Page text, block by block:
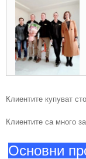
Клиентите купуват
Клиентите са много
Основни